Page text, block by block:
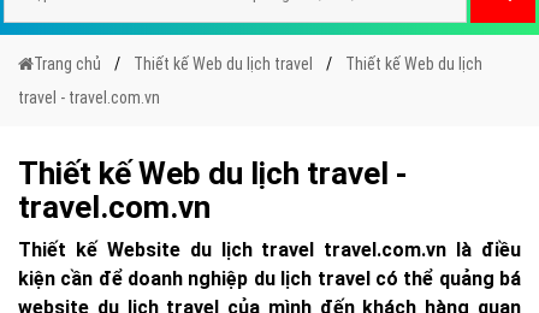
Trang chủ Thiết kế Web du lịch travel
Thiết kế Web du lịch
travel - travel.com.vn
Thiết kế Web du lịch travel -
travel.com.vn
Thiết kế Website du lịch travel travel.com.vn là điều
kiện cần để doanh nghiệp du lịch travel có thể quảng bá
website du lịch travel của mình đến khách hàng quan